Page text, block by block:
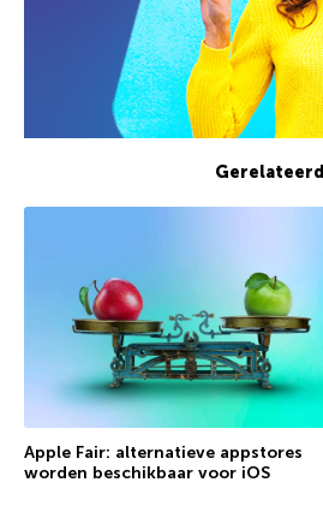
Gerelateerd
Apple Fair: alternatieve appstores
worden beschikbaar voor iOS